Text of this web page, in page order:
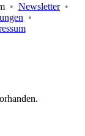
• Newsletter •
•